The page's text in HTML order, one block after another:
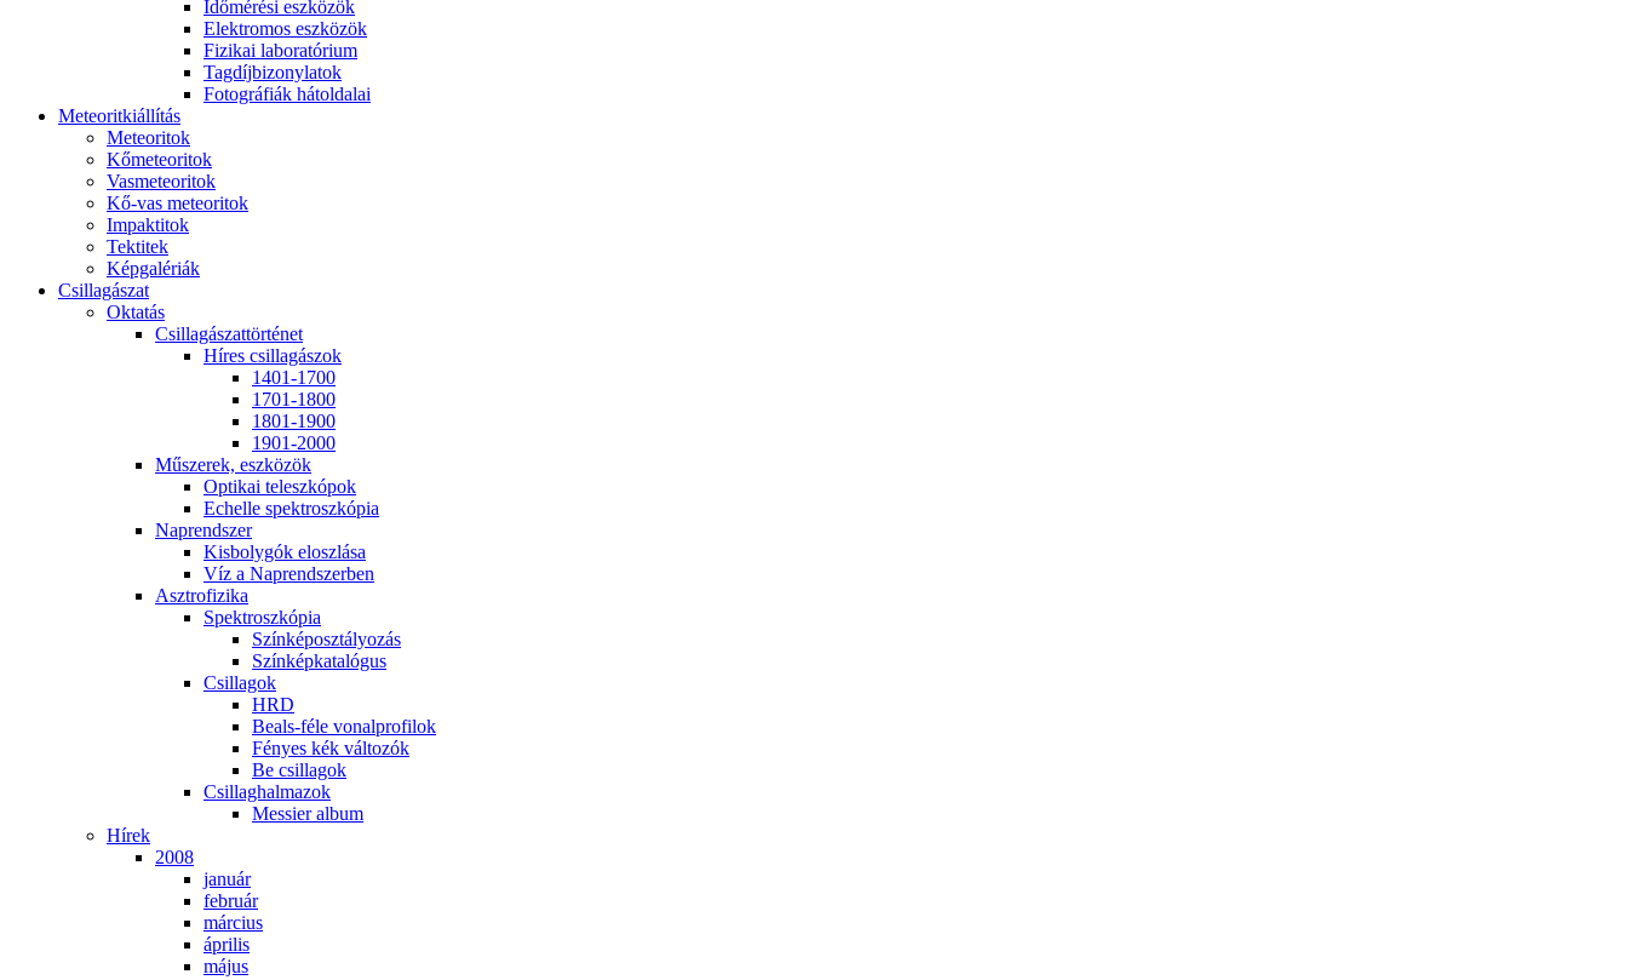
Idő­mé­ré­si esz­kö­zök
Elekt­ro­mos esz­kö­zök
Fi­zi­kai la­bo­ra­tó­ri­um
Tag­díj­bi­zony­la­tok
Fo­tog­rá­fi­ák hát­ol­da­lai
Me­te­o­rit­ki­ál­lí­tás
Me­te­o­ri­tok
Kő­me­te­o­ri­tok
Vas­me­te­o­ri­tok
Kő-vas me­te­o­ri­tok
Imp­ak­ti­tok
Tek­ti­tek
Kép­ga­lé­ri­ák
Csil­la­gá­szat
Ok­ta­tás
Csil­la­gá­szat­tör­té­net
Hí­res csil­la­gá­szok
1401-1700
1701-1800
1801-1900
1901-2000
Mű­sze­rek, esz­kö­zök
Op­ti­kai te­lesz­kó­pok
Echel­le spekt­rosz­kó­pia
Nap­rend­szer
Kis­boly­gók el­osz­lá­sa
Víz a Nap­rend­szer­ben
Aszt­ro­fi­zi­ka
Spekt­rosz­kó­pia
Szín­kép­osz­tá­lyo­zás
Szín­kép­ka­ta­ló­gus
Csil­la­gok
HRD
Be­als-fé­le vo­nal­pro­fi­lok
Fé­nyes kék vál­to­zók
Be csil­la­gok
Csil­lag­hal­ma­zok
Mes­si­er al­bum
Hí­rek
2008
ja­nu­ár
feb­ru­ár
már­ci­us
áp­ri­lis
má­jus